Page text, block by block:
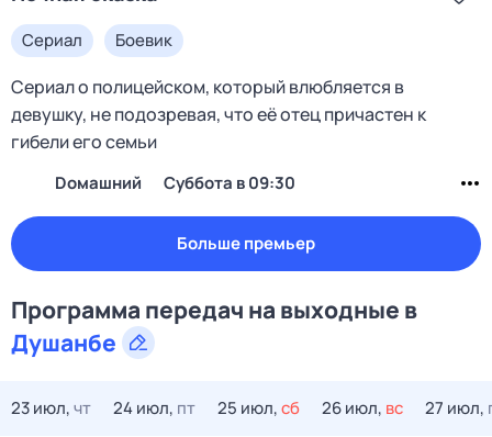
Сериал Боевик
Сериал о полицейском, который влюбляется в
девушку, не подозревая, что её отец причастен к
гибели его семьи
Dомашний суббота в 09:30
Больше премьер
Программа передач на выходные в
Душанбе
23 июл,чт 24 июл, пт 25 июл,сб 26 июл, вс 27 июл,